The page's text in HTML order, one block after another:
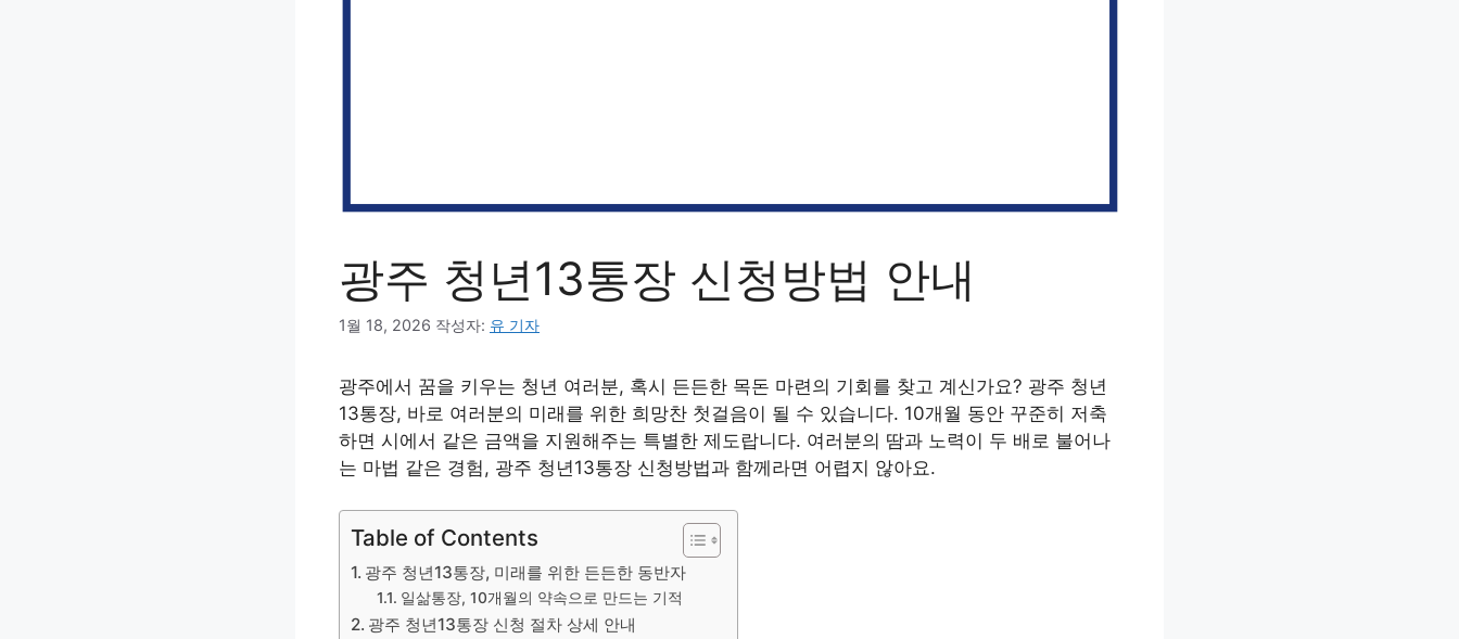
광주 청년13통장 신청방법 안내
1월 18, 2026 작성자: 유 기자
광주에서 꿈을 키우는 청년 여러분, 혹시 든든한 목돈 마련의 기회를 찾고 계신가요? 광주 청년
13통장, 바로 여러분의 미래를 위한 희망찬 첫걸음이 될 수 있습니다. 10개월 동안 꾸준히 저축
하면 시에서 같은 금액을 지원해주는 특별한 제도랍니다. 여러분의 땀과 노력이 두 배로 불어나
는 마법 같은 경험, 광주 청년13통장 신청방법과 함께라면 어렵지 않아요.
Table of Contents
광주 청년13통장, 미래를 위한 든든한 동반자
일삶통장, 10개월의 약속으로 만드는 기적
광주 청년13통장 신청 절차 상세 안내